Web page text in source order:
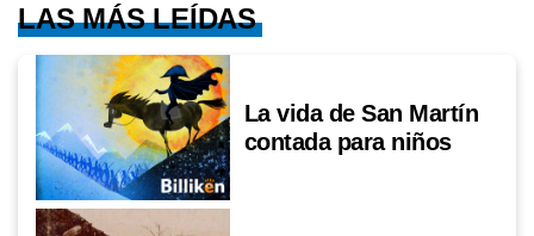
LAS MÁS LEÍDAS
La vida de San Martín
contada para niños